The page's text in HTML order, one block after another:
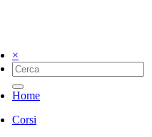
×
Home
Corsi